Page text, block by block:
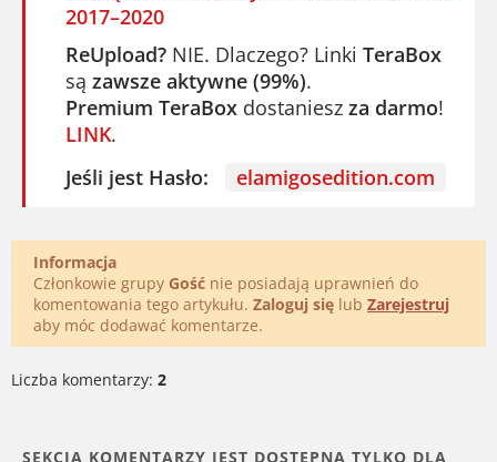
2017–2020
ReUpload? NIE. Dlaczego? Linki TeraBox
są zawsze aktywne (99%).
Premium TeraBox dostaniesz za darmo!
LINK.
Jeśli jest Hasło:
elamigosedition.com
Informacja
Członkowie grupy Gość nie posiadają uprawnień do
komentowania tego artykułu. Zaloguj się lub Zarejestruj
aby móc dodawać komentarze.
Liczba komentarzy: 2